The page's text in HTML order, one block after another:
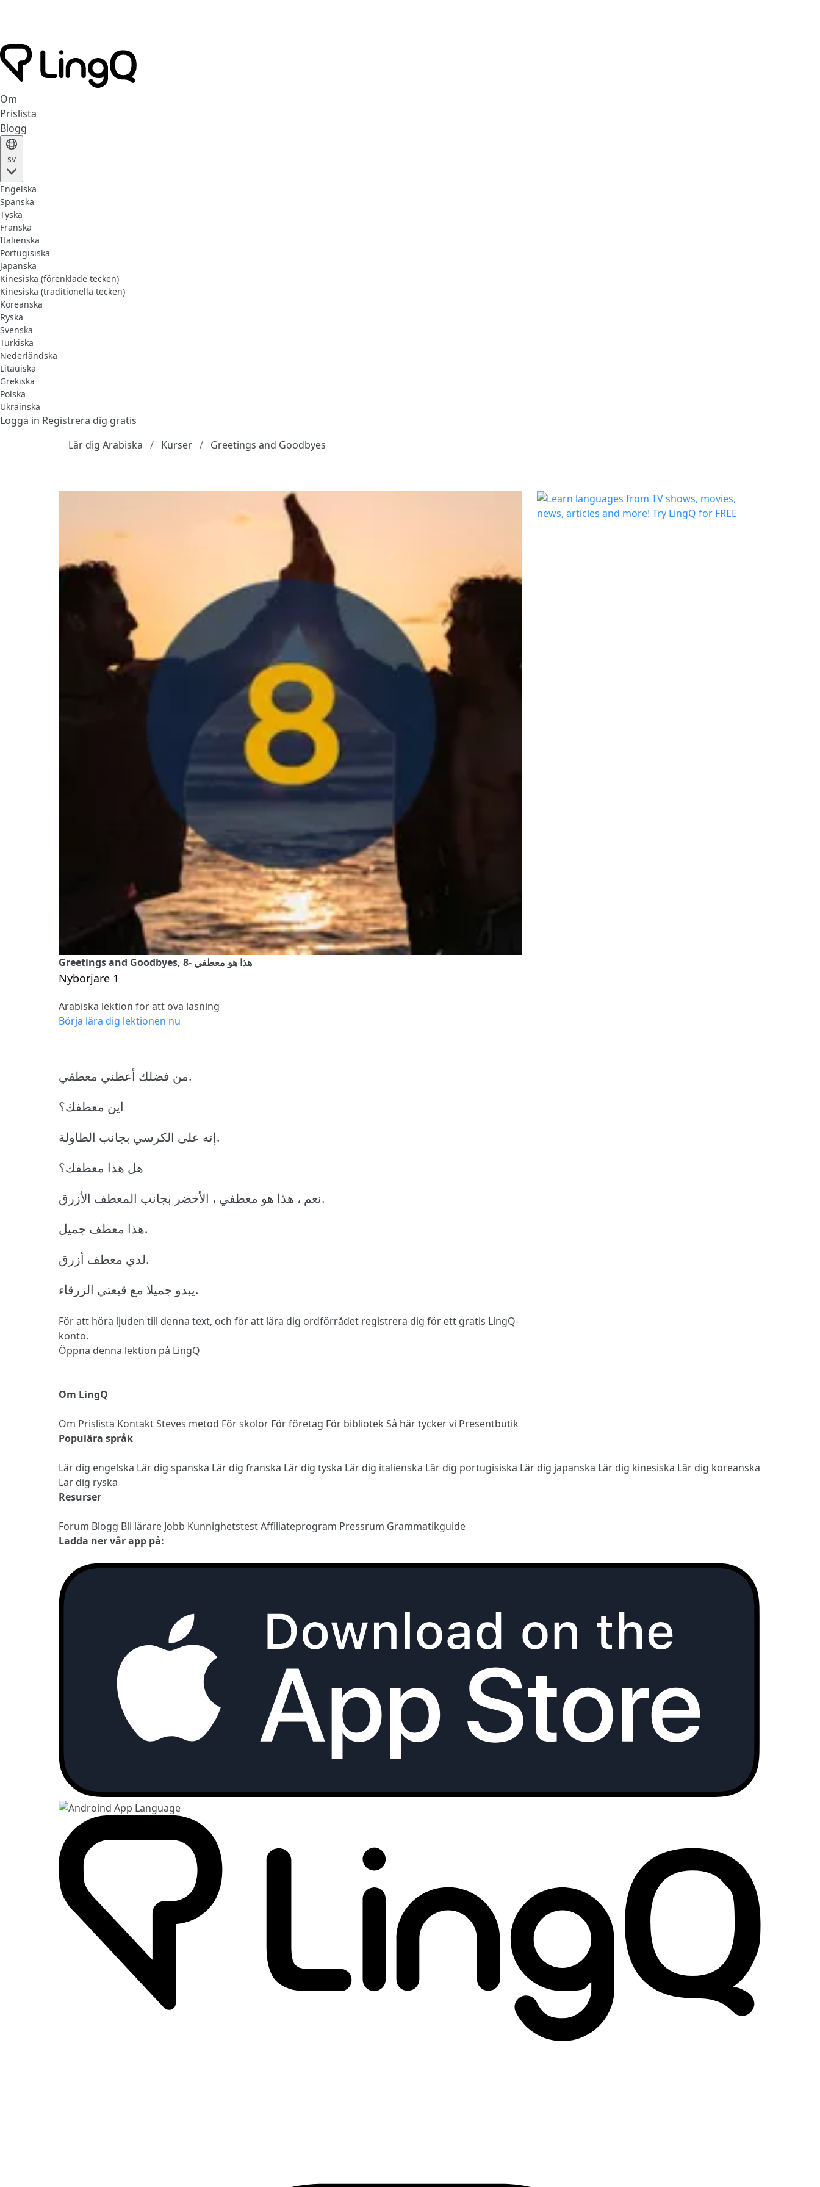
Om
Prislista
Blogg
sv
Engelska
Spanska
Tyska
Franska
Italienska
Portugisiska
Japanska
Kinesiska (förenklade tecken)
Kinesiska (traditionella tecken)
Koreanska
Ryska
Svenska
Turkiska
Nederländska
Litauiska
Grekiska
Polska
Ukrainska
Logga in Registrera dig gratis
Lär dig Arabiska
Kurser Greetings and Goodbyes
Greetings and Goodbyes, 8- هذا هو معطفي
Nybörjare 1
Arabiska lektion för att öva läsning
Börja lära dig lektionen nu
من فضلك أعطني معطفي.
اين معطفك؟
إنه على الكرسي بجانب الطاولة.
هل هذا معطفك؟
نعم ، هذا هو معطفي ، الأخضر بجانب المعطف الأزرق.
هذا معطف جميل.
لدي معطف أزرق.
يبدو جميلا مع قبعتي الزرقاء.
För att höra ljuden till denna text, och för att lära dig ordförrådet registrera dig för ett gratis LingQ-
konto.
Öppna denna lektion på LingQ
Om LingQ
Om Prislista KontaktSteves metod För skolor För företag För bibliotek Så här tycker vi Presentbutik
Populära språk
Lär dig engelska Lär dig spanska Lär dig franska Lär dig tyska Lär dig italienska Lär dig portugisiska Lär dig japanska Lär dig kinesiska Lär dig koreanska
Lär dig ryska
Resurser
Forum Blogg Bli lärare Jobb KunnighetstestAffiliateprogram Pressrum Grammatikguide
Ladda ner vår app på: